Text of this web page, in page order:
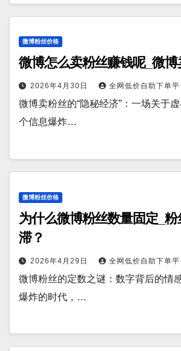
微博粉丝价格
微博怎么卖粉丝赚钱呢_微
2026年4月30日 全网低价自助下单平
微博卖粉丝的“隐秘经济”：一场关于
个信息爆炸…
微博粉丝价格
为什么微博粉丝数量固定_
滞？
2026年4月29日 全网低价自助下单平
微博粉丝的定数之谜：数字背后的情
爆炸的时代，…